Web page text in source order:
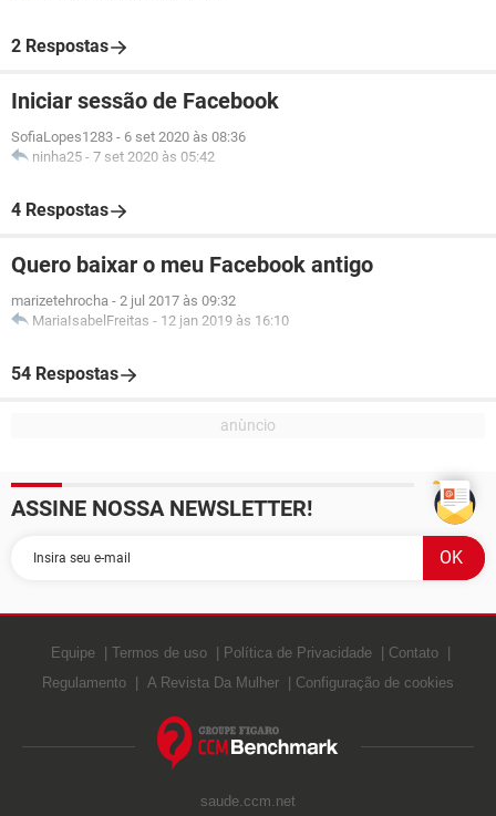
2 Respostas
Iniciar sessão de Facebook
SofiaLopes1283 - 6 set 2020 às 08:36
ninha25 - 7 set 2020 às 05:42
4 Respostas
Quero baixar o meu Facebook antigo
marizetehrocha - 2 jul 2017 às 09:32
MariaIsabelFreitas - 12 jan 2019 às 16:10
54 Respostas
ASSINE NOSSA NEWSLETTER!
Equipe Termos de uso Política de Privacidade
Contato
Regulamento
A Revista Da Mulher Configuração de cookies
saude.ccm.net